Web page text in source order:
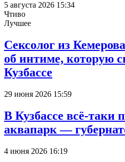
5 августа 2026 15:34
Чтиво
Лучшее
Сексолог из
об интиме, которую
Кузбассе
29 июня 2026 15:59
В Кузбассе всё-таки
аквапарк —
4 июня 2026 16:19